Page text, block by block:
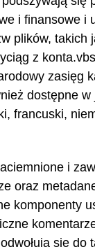
i finansowe i
plików, takich
z
zasięg
dostępne w
francuski,
i
oraz
komponenty
się do